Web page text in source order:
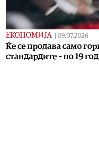
ЕКОНОМИЈА 09.07.2026
Ќе се продава само
стандардите – по 19